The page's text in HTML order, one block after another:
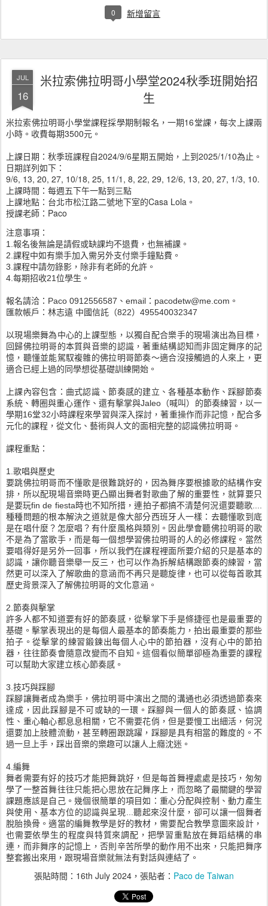
0 新增留言
JUL
16
米拉索佛拉明哥小學堂2024秋季班開始招
生
米拉索佛拉明哥小學堂課程採學期制報名，一期16堂課，每次上課兩
小時。收費每期3500元。
上課日期：秋季班課程自2024/9/6星期五開始，上到2025/1/10為止。
日期詳列如下：
9/6, 13, 20, 27, 10/18, 25, 11/1, 8, 22, 29, 12/6, 13, 20, 27, 1/3, 10.
上課時間：每週五下午一點到三點
上課地點：台北市松江路二號地下室的Casa Lola。
授課老師：Paco
注意事項：
1.報名後無論是請假或缺課均不退費，也無補課。
2.課程中如有樂手加入需另外支付樂手鐘點費。
3.課程中請勿錄影，除非有老師的允許。
4.每期招收21位學生。
報名請洽：Paco 0912556587、email：pacodetw@me.com。
匯款帳戶：林志遠 中國信託（822）495540032347
以現場樂舞為中心的上課型態，以獨自配合樂手的現場演出為目標，
回歸佛拉明哥的本質與音樂的認識，著重結構認知而非固定舞序的記
憶，聽懂並能駕馭複雜的佛拉明哥節奏～適合沒接觸過的人來上，更
適合已經上過的同學想從基礎訓練開始。
上課內容包含：曲式認識、節奏感的建立、各種基本動作、踩腳節奏
系統、轉圈與重心運作、還有擊掌與Jaleo（喊叫）的節奏練習，以一
學期16堂32小時課程來學習與深入探討，著重操作而非記憶，配合多
元化的課程，從文化、藝術與人文的面相完整的認識佛拉明哥。
課程重點：
1.歌唱與歷史
要跳佛拉明哥而不懂歌是很難跳好的，因為舞序要根據歌的結構作安
排，所以配現場音樂時更凸顯出舞者對歌曲了解的重要性，就算要只
是要玩fin de fiesta時也不知所措，連拍子都搞不清楚何況還要聽歌....
種種問題的根本解決之道就是像大部分西班牙人一樣：去聽懂歌到底
是在唱什麼？怎麼唱？有什麼風格與類別。因此學會聽佛拉明哥的歌
不是為了當歌手，而是每一個想學習佛拉明哥的人的必修課程。當然
要唱得好是另外一回事，所以我們在課程裡面所要介紹的只是基本的
認識，讓你聽音樂舉一反三，也可以作為拆解結構跟節奏的練習，當
然更可以深入了解歌曲的意涵而不再只是聽旋律，也可以從每首歌其
歷史背景深入了解佛拉明哥的文化意涵。
2.節奏與擊掌
許多人都不知道要有好的節奏感，從擊掌下手是條捷徑也是最重要的
基礎。擊掌表現出的是每個人最基本的節奏能力，拍出最重要的那些
拍子。從擊掌的練習鍛鍊出每個人心中的節拍器，沒有心中的節拍
器，往往節奏會隨意改變而不自知。這個看似簡單卻極為重要的課程
可以幫助大家建立核心節奏感。
3.技巧與踩腳
踩腳讓舞者成為樂手，佛拉明哥中演出之間的溝通也必須透過節奏來
達成，因此踩腳是不可或缺的一環。踩腳與一個人的節奏感、協調
性、重心軸心都息息相關，它不需要花俏，但是要慢工出細活，何況
還要加上肢體流動，甚至轉圈跟跳躍，踩腳是具有相當的難度的。不
過一旦上手，踩出音樂的樂趣可以讓人上癮沈迷。
4.編舞
舞者需要有好的技巧才能把舞跳好，但是每首舞裡處處是技巧，匆匆
學了一整首舞往往只能把心思放在記舞序上，而忽略了最關鍵的學習
課題應該是自己。幾個很簡單的項目如：重心分配與控制、動力產生
與使用、基本方位的認識與呈現...聽起來沒什麼，卻可以讓一個舞者
脫胎換骨。適當的編舞教學是好的教材，需要配合教學意圖來設計，
也需要依學生的程度與特質來調配，把學習重點放在舞蹈結構的串
連，而非舞序的記憶上，否則辛苦所學的動作用不出來，只能把舞序
整套搬出來用，跟現場音樂就無法有對話與連結了。
張貼時間： 16th July 2024 ，張貼者： Paco de Taiwan